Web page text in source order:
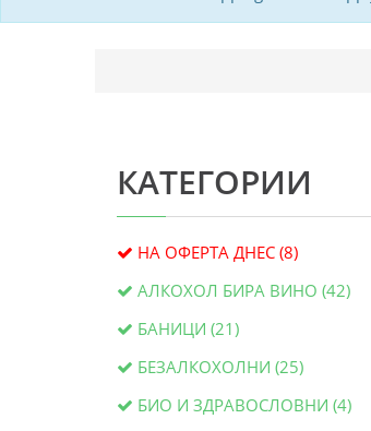
КАТЕГОРИИ
НА ОФЕРТА ДНЕС (8)
АЛКОХОЛ БИРА ВИНО (42)
БАНИЦИ (21)
БЕЗАЛКОХОЛНИ (25)
БИО И ЗДРАВОСЛОВНИ (4)